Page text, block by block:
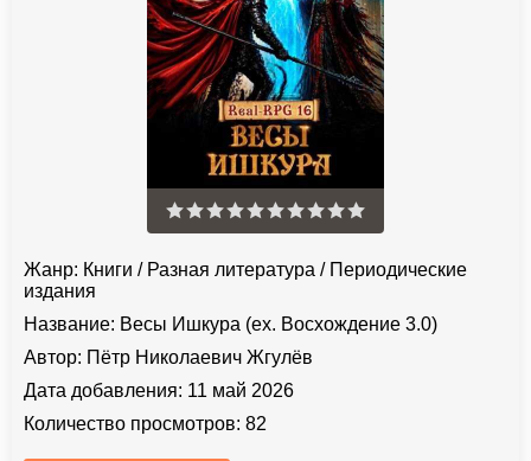
Жанр: Книги / Разная литература / Периодические
издания
Название: Весы Ишкура (ex. Восхождение 3.0)
Автор: Пётр Николаевич Жгулёв
Дата добавления: 11 май 2026
Количество просмотров: 82